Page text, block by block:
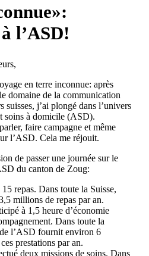
l’ASD!
en terre inconnue: après
domaine de la communication
suisses, j’ai plongé dans l’univers
soins à domicile (ASD).
faire campagne et même
l’ASD. Cela me réjouit.
de passer une journée sur le
du canton de Zoug:
repas. Dans toute la Suisse,
millions de repas par an.
à 1,5 heure d’économie
Dans toute la
l’ASD fournit environ 6
prestations par an.
deux missions de soins. Dans